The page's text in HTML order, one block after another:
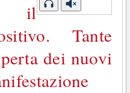
il
Tante
dei nuovi